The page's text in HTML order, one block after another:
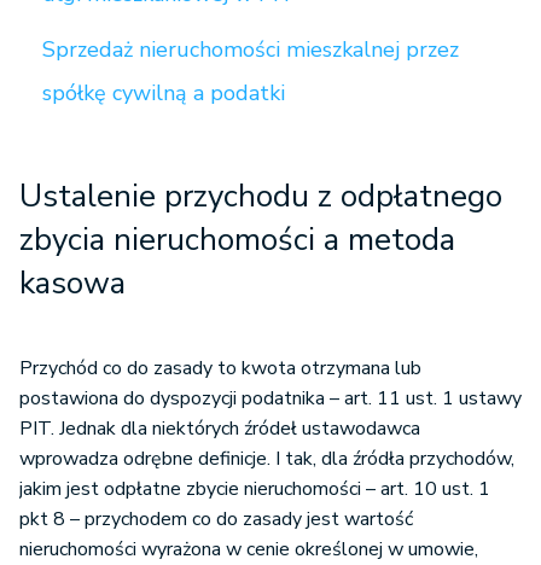
Sprzedaż nieruchomości mieszkalnej przez
spółkę cywilną a podatki
Ustalenie przychodu z odpłatnego
zbycia nieruchomości a metoda
kasowa
Przychód co do zasady to kwota otrzymana lub
postawiona do dyspozycji podatnika – art. 11 ust. 1 ustawy
PIT. Jednak dla niektórych źródeł ustawodawca
wprowadza odrębne definicje. I tak, dla źródła przychodów,
jakim jest odpłatne zbycie nieruchomości – art. 10 ust. 1
pkt 8 – przychodem co do zasady jest wartość
nieruchomości wyrażona w cenie określonej w umowie,